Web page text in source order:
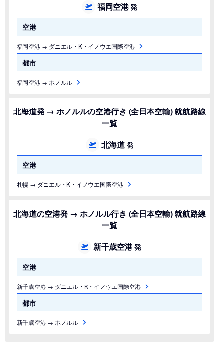
福岡空港 発
空港
福岡空港 → ダニエル・K・イノウエ国際空港
都市
福岡空港 → ホノルル
北海道発 → ホノルルの空港行き (全日本空輸) 就航路線
一覧
北海道 発
空港
札幌 → ダニエル・K・イノウエ国際空港
北海道の空港発 → ホノルル行き (全日本空輸) 就航路線
一覧
新千歳空港 発
空港
新千歳空港 → ダニエル・K・イノウエ国際空港
都市
新千歳空港 → ホノルル